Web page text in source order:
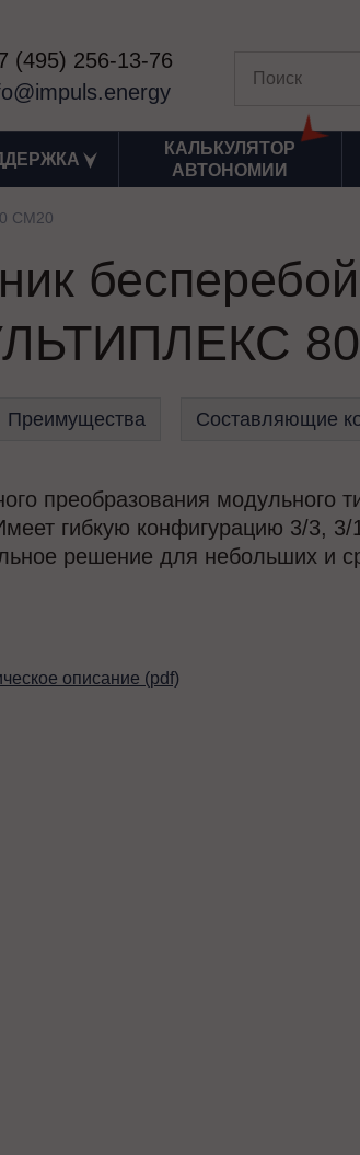
(495) 256-13-76
КАЛЬКУЛЯТОР
АВТОНОМИИ
СМ20
Преимущества Составляющие
преобразования модульного
гибкую конфигурацию 3/3, 3/
решение для небольших и
описание (pdf)